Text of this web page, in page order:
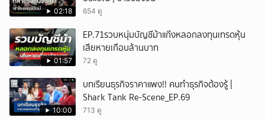
02:18 654 ดู
01:57
EP.71รวบหนุ่มบัญชีม้าแก๊งหลอกลงทุนเทรดหุ้น
เสียหายเกือบล้านบาท
72 ดู
10:00
บทเรียนธุรกิจราคาแพง!! คนทำธุรกิจต้องรู้ |
Shark Tank Re-Scene_EP.69
713 ดู